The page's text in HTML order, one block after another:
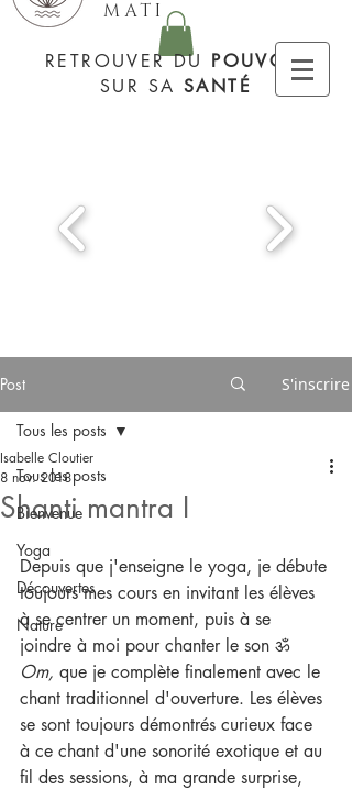
MATI
RETROUVER DU POUVOIR
SUR SA SANTÉ
Post S'inscrire
Tous les posts
Bienvenue
Yoga
Découvertes
Nature
Tous les posts
Shanti mantra I
Isabelle Cloutier
8 nov. 2018
Depuis que j'enseigne le yoga, je débute
toujours mes cours en invitant les élèves
à se centrer un moment, puis à se
joindre à moi pour chanter le son ॐ
Om, que je complète finalement avec le
chant traditionnel d'ouverture. Les élèves
se sont toujours démontrés curieux face
à ce chant d'une sonorité exotique et au
fil des sessions, à ma grande surprise,